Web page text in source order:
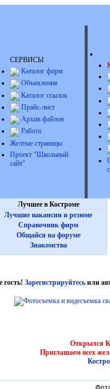
СЕРВИСЫ
Каталог фирм
Объявления
Каталог ссылок
Прайс-лист
Архив файлов
Работа
Желтые страницы
Проект "Школьный
сайт"
Лучшее в Костроме
Лучшие вакансии и резюме
Справочник фирм
Общайся на форуме
Знакомства
гость! Зарегистрируйтесьили
Открылся
Приглашаем всех